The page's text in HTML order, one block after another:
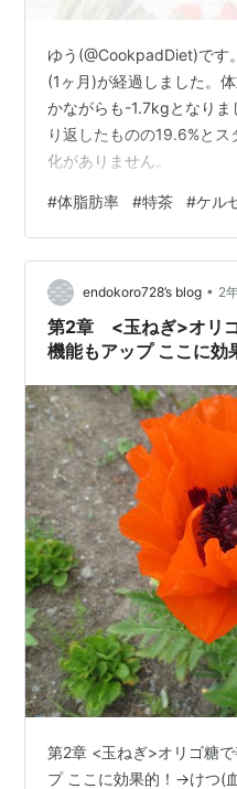
ゆう(@CookpadDiet)です
(1ヶ月)が経過しました。
かながらも-1.7kgとなり
り返したものの19.6%と
化がありません。
#体脂肪率 #特茶 #ケル
endokoro728’s blog • 2
第2章 <玉ねぎ>オリ
機能もアップ ここに効果的！→けつ(血管)のう
第2章 <玉ねぎ>オリゴ糖
プ ここに効果的！→けつ(